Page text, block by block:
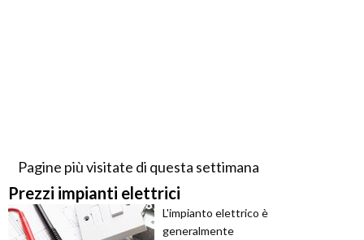
Pagine più visitate di questa settimana
Prezzi impianti elettrici
L'impianto elettrico è
generalmente